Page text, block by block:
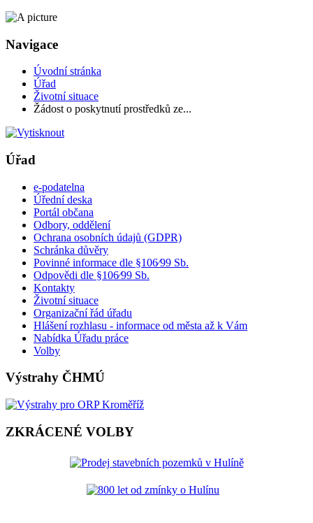
Navigace
Úvodní stránka
Úřad
Životní situace
Žádost o poskytnutí prostředků ze...
Úřad
e-podatelna
Úřední deska
Portál občana
Odbory, oddělení
Ochrana osobních údajů (GDPR)
Schránka důvěry
Povinné informace dle §106⁄99 Sb.
Odpovědi dle §106⁄99 Sb.
Kontakty
Životní situace
Organizační řád úřadu
Hlášení rozhlasu - informace od města až k Vám
Nabídka Úřadu práce
Volby
Výstrahy ČHMÚ
ZKRÁCENÉ VOLBY